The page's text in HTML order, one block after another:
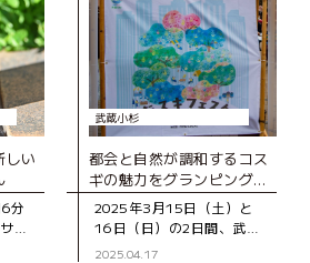
い
分
ン
イ
武蔵小杉
都会と自然が調和するコス
ギの魅力をグランピング気
分で堪能！「街スキフェス
タ THE 武蔵小杉 with
FIND LOCAL」レポート
2025年3月15日（土）と
16日（日）の2日間、武蔵
小杉の駅前広場「こすぎコ
2025.04.17